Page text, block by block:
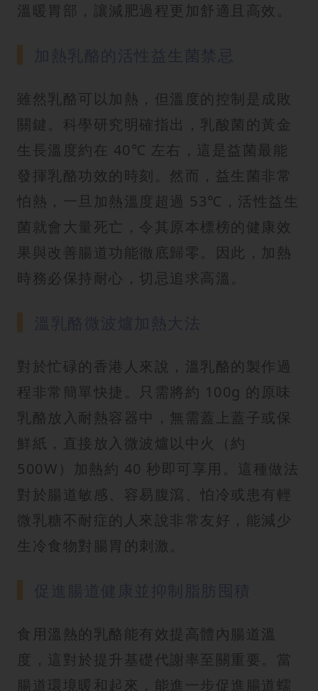
溫暖胃部，讓減肥過程更加舒適且高效。
雖然乳酪可以加熱，但溫度的控制是成敗
關鍵。科學研究明確指出，乳酸菌的黃金
生長溫度約在 40℃ 左右，這是益菌最能
發揮乳酪功效的時刻。然而，益生菌非常
怕熱，一旦加熱溫度超過 53℃，活性益生
菌就會大量死亡，令其原本標榜的健康效
果與改善腸道功能徹底歸零。因此，加熱
時務必保持耐心，切忌追求高溫。
對於忙碌的香港人來說，溫乳酪的製作過
程非常簡單快捷。只需將約 100g 的原味
乳酪放入耐熱容器中，無需蓋上蓋子或保
鮮紙，直接放入微波爐以中火（約
500W）加熱約 40 秒即可享用。這種做法
對於腸道敏感、容易腹瀉、怕冷或患有輕
微乳糖不耐症的人來說非常友好，能減少
生冷食物對腸胃的刺激。
食用溫熱的乳酪能有效提高體內腸道溫
度，這對於提升基礎代謝率至關重要。當
腸道環境暖和起來，能進一步促進腸道蠕